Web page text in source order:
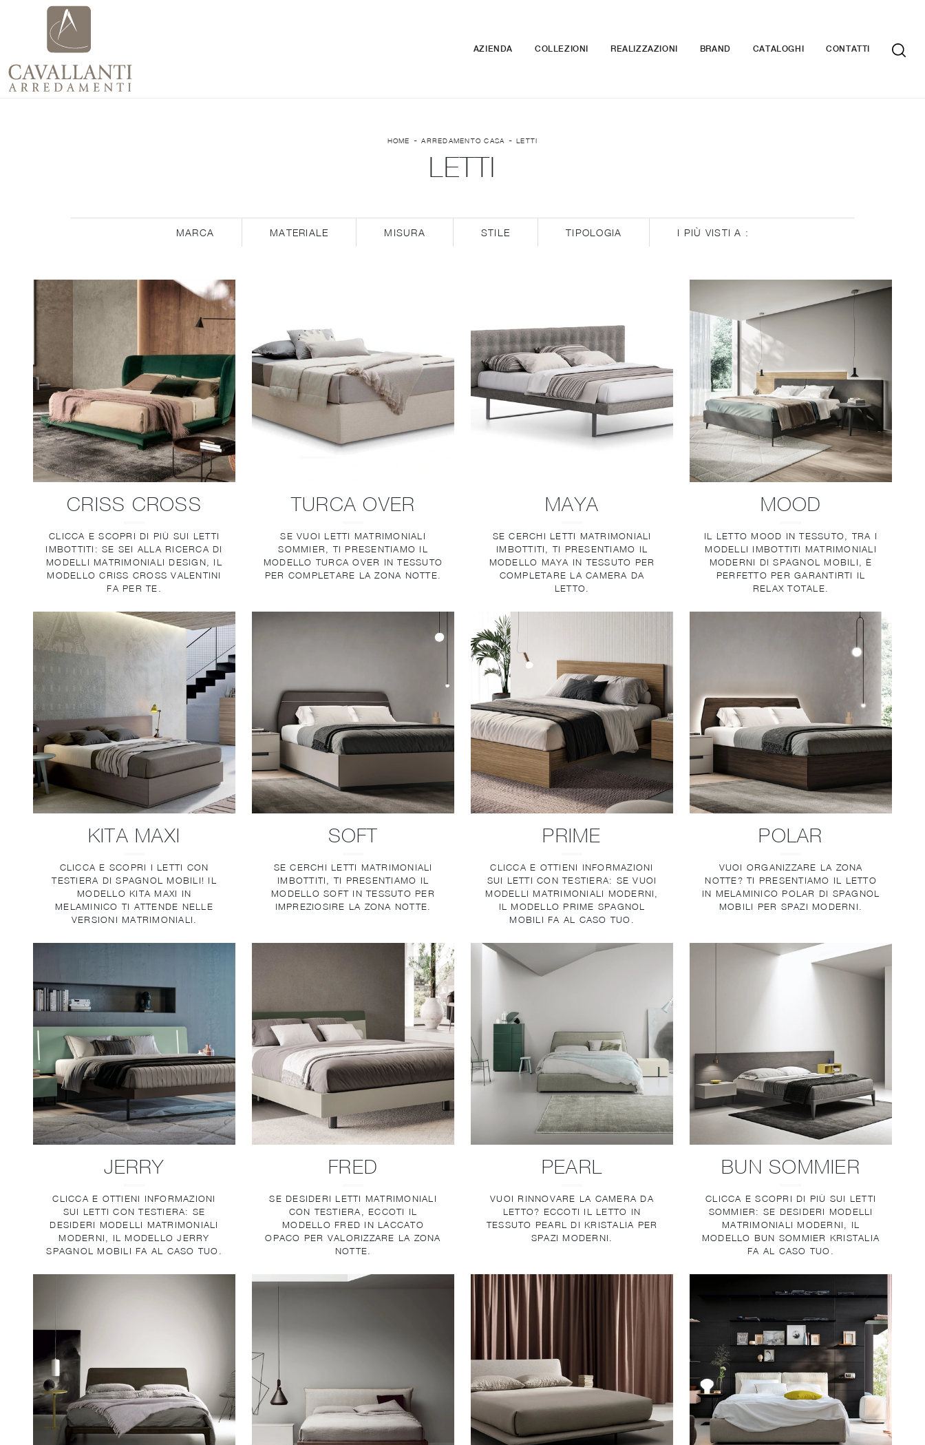
AZIENDA COLLEZIONI REALIZZAZIONI BRAND CATALOGHI CONTATTI
HOME -ARREDAMENTO CASA -LETTI
LETTI
MARCA MATERIALE MISURA STILE TIPOLOGIA I PIÙ VISTI A :
CRISS CROSS
CLICCA E SCOPRI DI PIÙ SUI LETTI
IMBOTTITI: SE SEI ALLA RICERCA DI
MODELLI MATRIMONIALI DESIGN, IL
MODELLO CRISS CROSS VALENTINI
FA PER TE.
TURCA OVER
SE VUOI LETTI MATRIMONIALI
SOMMIER, TI PRESENTIAMO IL
MODELLO TURCA OVER IN TESSUTO
PER COMPLETARE LA ZONA NOTTE.
MAYA
SE CERCHI LETTI MATRIMONIALI
IMBOTTITI, TI PRESENTIAMO IL
MODELLO MAYA IN TESSUTO PER
COMPLETARE LA CAMERA DA
LETTO.
MOOD
IL LETTO MOOD IN TESSUTO, TRA I
MODELLI IMBOTTITI MATRIMONIALI
MODERNI DI SPAGNOL MOBILI, È
PERFETTO PER GARANTIRTI IL
RELAX TOTALE.
KITA MAXI
CLICCA E SCOPRI I LETTI CON
TESTIERA DI SPAGNOL MOBILI! IL
MODELLO KITA MAXI IN
MELAMINICO TI ATTENDE NELLE
VERSIONI MATRIMONIALI.
SOFT
SE CERCHI LETTI MATRIMONIALI
IMBOTTITI, TI PRESENTIAMO IL
MODELLO SOFT IN TESSUTO PER
IMPREZIOSIRE LA ZONA NOTTE.
PRIME
CLICCA E OTTIENI INFORMAZIONI
SUI LETTI CON TESTIERA: SE VUOI
MODELLI MATRIMONIALI MODERNI,
IL MODELLO PRIME SPAGNOL
MOBILI FA AL CASO TUO.
POLAR
VUOI ORGANIZZARE LA ZONA
NOTTE? TI PRESENTIAMO IL LETTO
IN MELAMINICO POLAR DI SPAGNOL
MOBILI PER SPAZI MODERNI.
JERRY
CLICCA E OTTIENI INFORMAZIONI
SUI LETTI CON TESTIERA: SE
DESIDERI MODELLI MATRIMONIALI
MODERNI, IL MODELLO JERRY
SPAGNOL MOBILI FA AL CASO TUO.
FRED
SE DESIDERI LETTI MATRIMONIALI
CON TESTIERA, ECCOTI IL
MODELLO FRED IN LACCATO
OPACO PER VALORIZZARE LA ZONA
NOTTE.
PEARL
VUOI RINNOVARE LA CAMERA DA
LETTO? ECCOTI IL LETTO IN
TESSUTO PEARL DI KRISTALIA PER
SPAZI MODERNI.
BUN SOMMIER
CLICCA E SCOPRI DI PIÙ SUI LETTI
SOMMIER: SE DESIDERI MODELLI
MATRIMONIALI MODERNI, IL
MODELLO BUN SOMMIER KRISTALIA
FA AL CASO TUO.